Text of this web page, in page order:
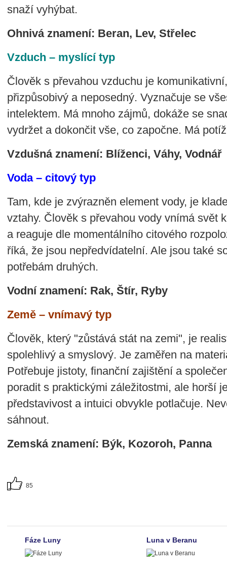
snaží vyhýbat.
Ohnivá znamení: Beran, Lev, Střelec
Vzduch – myslící typ
Člověk s převahou vzduchu je
přizpůsobivý a neposedný. Vyznačuje se
intelektem. Má mnoho zájmů, dokáže se
vydržet a dokončit vše, co započne. Má
Vzdušná znamení: Blíženci, Váhy, Vodnář
Voda – citový typ
Tam, kde je zvýrazněn element vody, je
vztahy. Člověk s převahou vody vnímá svět
a reaguje dle momentálního citového
říká, že jsou nepředvídatelní. Ale jsou také
potřebám druhých.
Vodní znamení: Rak, Štír, Ryby
Země – vnímavý typ
Člověk, který "zůstává stát na zemi", je
spolehlivý a smyslový. Je zaměřen na
Potřebuje jistoty, finanční zajištění a
poradit s praktickými záležitostmi, ale horší
představivost a intuici obvykle potlačuje.
sáhnout.
Zemská znamení: Býk, Kozoroh, Panna
85
Fáze Luny Luna v Beranu